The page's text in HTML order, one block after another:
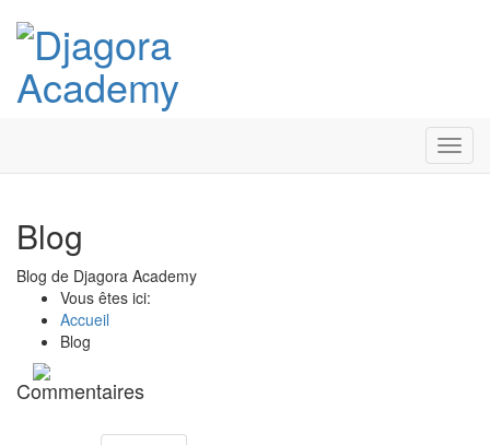
Blog
Blog de Djagora Academy
Vous êtes ici:
Accueil
Blog
Commentaires